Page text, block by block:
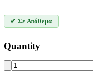
✔ Σε Απόθεμα
Quantity
ΠΟΡΤΟΚΑΛΑΔΑ
ΒΙΚΟΣ